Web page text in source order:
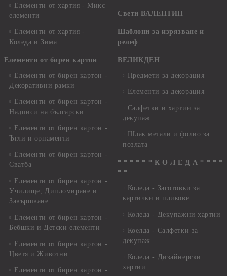
Елементи от хартия - Микс
елементи
Елементи от хартия -
Коледа и Зима
Елементи от бирен картон
Елементи от бирен картон -
Декоративни рамки
Елементи от бирен картон -
Надписи на български
Елементи от бирен картон -
Ъгли и орнаменти
Елементи от бирен картон -
Сватба
Елементи от бирен картон -
Училище, Дипломиране и
Завършване
Елементи от бирен картон -
Бебшки и Детски елементи
Елементи от бирен картон -
Цветя и Животни
Елементи от бирен картон -
Свети ВАЛЕНТИН
Шаблони за изрязване и
релеф
ВЕЛИКДЕН
Предмети за декорация
Елементи за декорация
Салфетки и хартии за
декупаж
Шлак метали и фолио за
позлата
* * * * * * К О Л Е Д А * * * *
* *
Коледа - Заготовки за
картички и пликове
Коледа - Декупажни хартии
Коелда - Салфетки за
декупаж
Коледа - Дизайнерски
хартии